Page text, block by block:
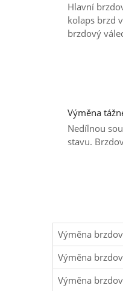
Hlavní
kolaps brzd
brzdový
Výměna
Nedílnou
stavu.
Výměna
Výměna
Výměna